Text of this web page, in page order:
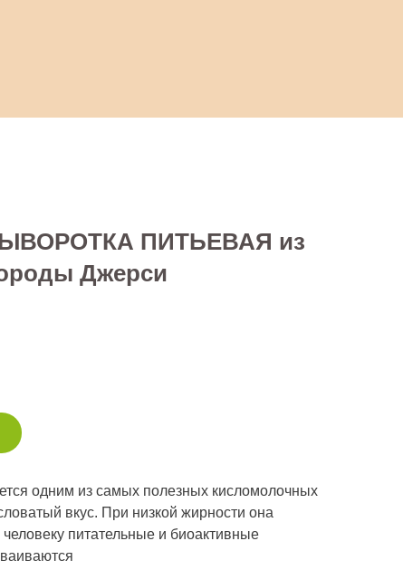
ПИТЬЕВАЯ из
Джерси
одним из самых полезных кисломолочных
вкус. При низкой жирности она
питательные и биоактивные